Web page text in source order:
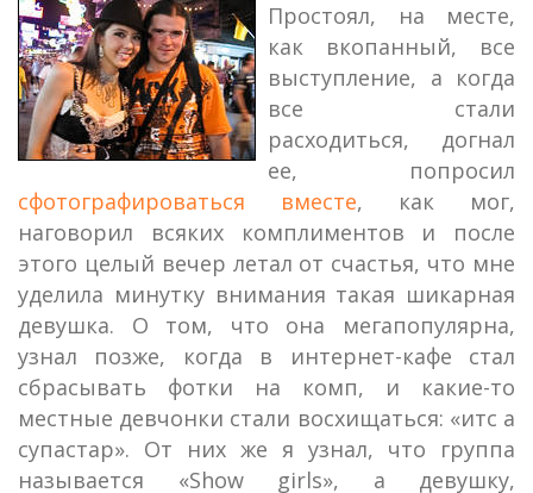
Простоял, на месте,
как вкопанный, все
выступление, а когда
все стали
расходиться, догнал
ее, попросил
сфотографироваться вместе, как мог,
наговорил всяких комплиментов и после
этого целый вечер летал от счастья, что мне
уделила минутку внимания такая шикарная
девушка. О том, что она мегапопулярна,
узнал позже, когда в интернет-кафе стал
сбрасывать фотки на комп, и какие-то
местные девчонки стали восхищаться: «итс а
супастар». От них же я узнал, что группа
называется «Show girls», а девушку,